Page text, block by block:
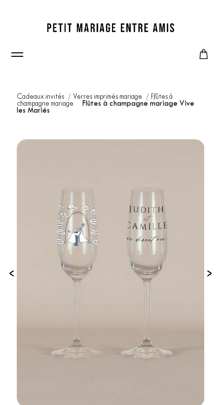
Cadeaux invités Verres imprimés mariage
Flûtes à
champagne mariage
Flûtes à champagne mariage Vive
les Mariés
‹ ›